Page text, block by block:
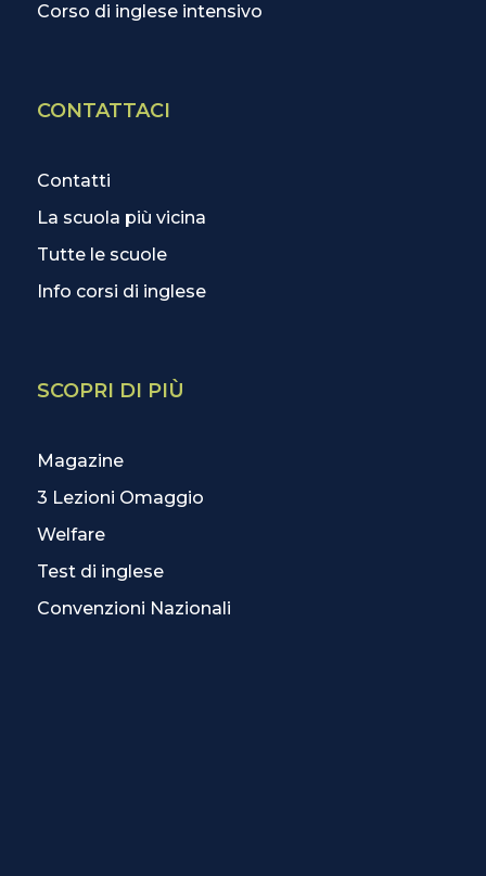
Corso di inglese intensivo
CONTATTACI
Contatti
La scuola più vicina
Tutte le scuole
Info corsi di inglese
SCOPRI DI PIÙ
Magazine
3 Lezioni Omaggio
Welfare
Test di inglese
Convenzioni Nazionali